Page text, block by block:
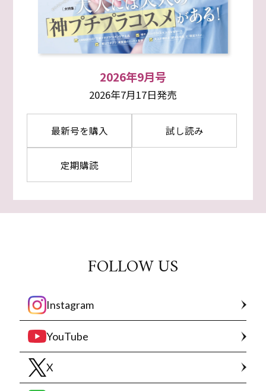
2026年9月号
2026年7月17日発売
最新号を購入 試し読み
定期購読
FOLLOW US
Instagram
YouTube
X